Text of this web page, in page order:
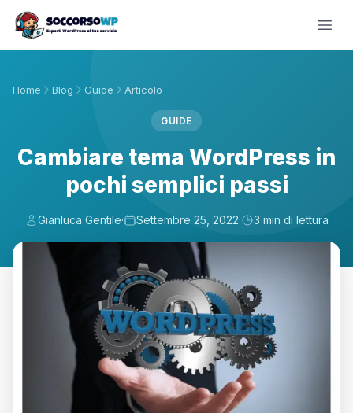
Home Blog Guide Articolo
GUIDE
Cambiare tema WordPress in
pochi semplici passi
Gianluca Gentile· Settembre 25, 2022· 3 min di lettura